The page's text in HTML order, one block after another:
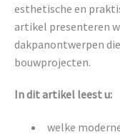
esthetische en
artikel presenteren
dakpanontwerpen
bouwprojecten.
In dit artikel leest u:
welke